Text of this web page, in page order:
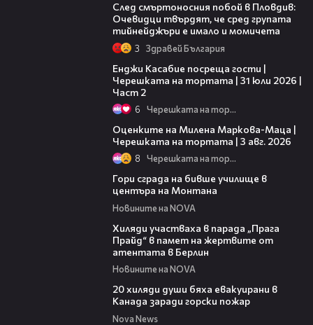
След смъртоносния побой в Пловдив:
Очевидци твърдят, че сред групата
тийнейджъри е имало и момичета
3 Здравей България
Енджи Касабие посреща гости |
Черешката на тортата | 31 юли 2026 |
Част 2
6 Черешката на тортата
Оценките на Милена Маркова-Маца |
Черешката на тортата | 3 авг. 2026
8 Черешката на тортата
Гори сграда на бивше училище в
центъра на Монтана
Новините на NOVA
Хиляди участваха в парада „Прага
Прайд“ в памет на жертвите от
атентата в Берлин
Новините на NOVA
20 хиляди души бяха евакуирани в
Канада заради горски пожар
Nova News